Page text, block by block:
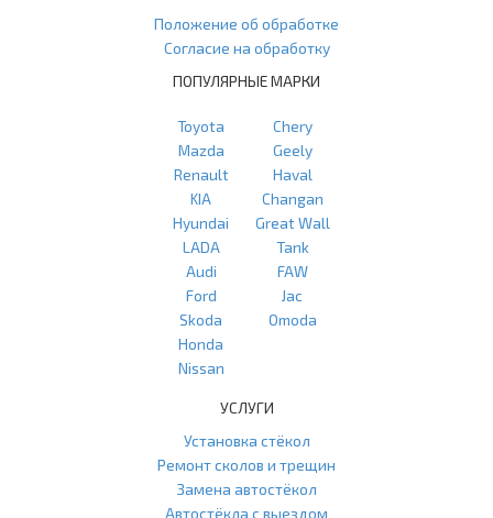
Положение об обработке
Согласие на обработку
ПОПУЛЯРНЫЕ МАРКИ
Toyota
Mazda
Renault
KIA
Hyundai
LADA
Audi
Ford
Skoda
Honda
Nissan
Chery
Geely
Haval
Changan
Great Wall
Tank
FAW
Jac
Omoda
УСЛУГИ
Установка стёкол
Ремонт сколов и трещин
Замена автостёкол
Автостёкла с выездом